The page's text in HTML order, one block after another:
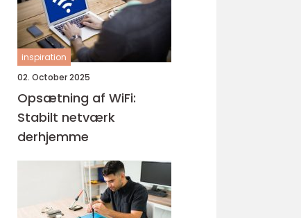
inspiration
02. October 2025
Opsætning af WiFi:
Stabilt netværk
derhjemme